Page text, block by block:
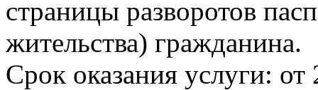
страницы разворотов
жительства) гражданина.
Срок оказания услуги: от